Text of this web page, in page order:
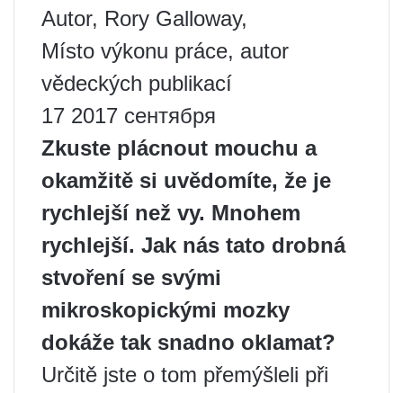
Autor, Rory Galloway,
Místo výkonu práce, autor
vědeckých publikací
17 2017 сентября
Zkuste plácnout mouchu a
okamžitě si uvědomíte, že je
rychlejší než vy. Mnohem
rychlejší. Jak nás tato drobná
stvoření se svými
mikroskopickými mozky
dokáže tak snadno oklamat?
Určitě jste o tom přemýšleli při